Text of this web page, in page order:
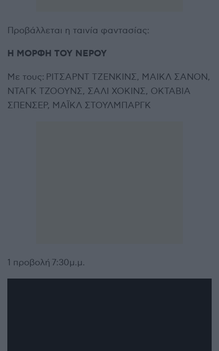
Προβάλλεται η ταινία φαντασίας:
Η ΜΟΡΦΗ ΤΟΥ ΝΕΡΟΥ
Με τους: ΡΙΤΣΑΡΝΤ ΤΖΕΝΚΙΝΣ, ΜΑΙΚΛ ΣΑΝΟΝ,
ΝΤΑΓΚ ΤΖΟΟΥΝΣ, ΣΑΛΙ ΧΟΚΙΝΣ, ΟΚΤΑΒΙΑ
ΣΠΕΝΣΕΡ, ΜΑΪΚΛ ΣΤΟΥΛΜΠΑΡΓΚ
1 προβολή 7:30μ.μ.